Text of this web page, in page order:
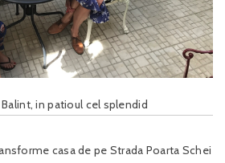
in patioul cel splendid
casa de pe Strada Poarta Schei